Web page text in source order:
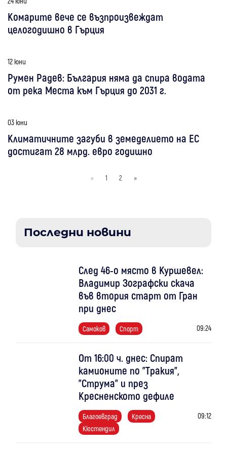
Комарите вече се възпроизвеждат
целогодишно в Гърция
12 юни
Румен Радев: България няма да спира водата
от река Места към Гърция до 2031 г.
03 юни
Климатичните загуби в земеделието на ЕС
достигат 28 млрд. евро годишно
« 1 2 »
Последни новини
След 46-о място в Куршевел:
Владимир Зографски скача
във втория старт от Гран
при днес
Самоков Спорт 09:24
От 16:00 ч. днес: Спират
камионите по "Тракия",
"Струма" и през
Кресненското дефиле
Благоевград
Кресна
Кюстендил
09:12